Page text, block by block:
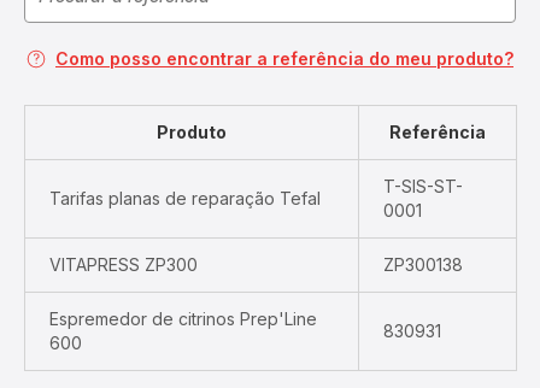
Como posso encontrar a referência do meu produto?
Produto Referência
Tarifas planas de reparação Tefal
T-SIS-ST-
0001
VITAPRESS ZP300 ZP300138
Espremedor de citrinos Prep'Line
600
830931